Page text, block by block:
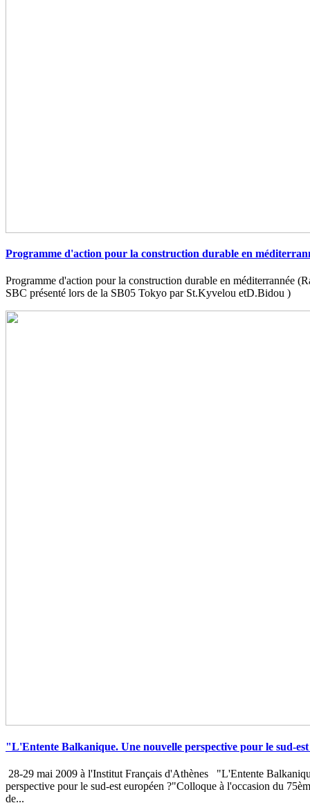
Programme d'action pour la construction durable en
Programme d'action pour la construction durable en méditerrannée
SBC présenté lors de la SB05 Tokyo par St.Kyvelou etD.Bidou )
"L'Entente Balkanique. Une nouvelle perspective pour le sud-
28-29 mai 2009 à l'Institut Français d'Athènes "L'Entente
perspective pour le sud-est européen ?"Colloque à l'occasion du
de...